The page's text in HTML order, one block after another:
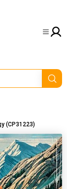
(CP31223)